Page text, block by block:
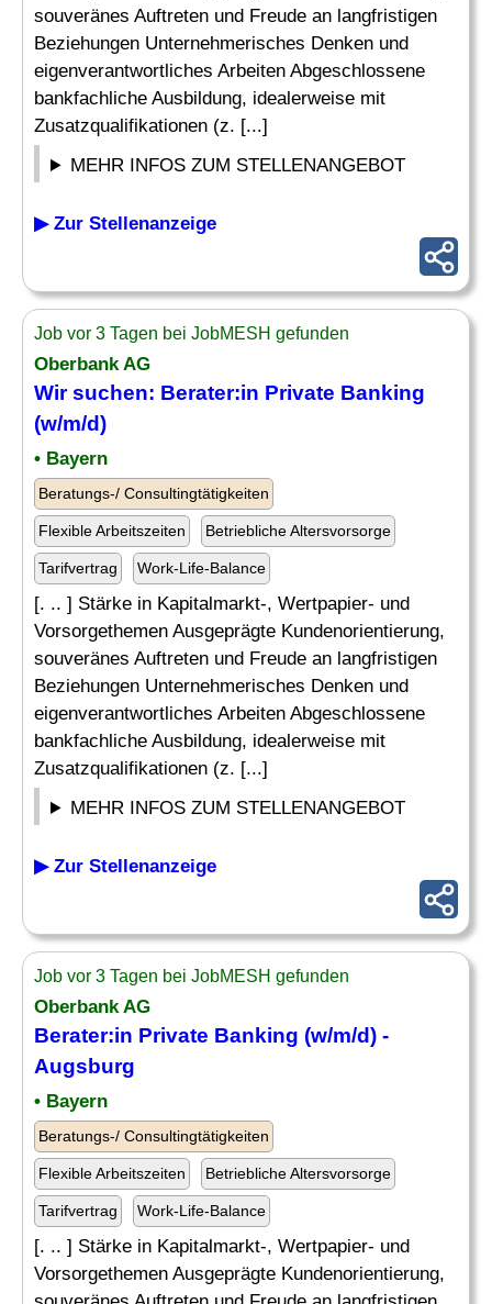
souveränes Auftreten und Freude an langfristigen
Beziehungen Unternehmerisches Denken und
eigenverantwortliches Arbeiten Abgeschlossene
bankfachliche Ausbildung, idealerweise mit
Zusatzqualifikationen (z. [...]
MEHR INFOS ZUM STELLENANGEBOT
▶ Zur Stellenanzeige
Job vor 3 Tagen bei JobMESH gefunden
Oberbank AG
Wir suchen: Berater:in Private Banking
(w/m/d)
• Bayern
Beratungs-/ Consultingtätigkeiten
Flexible Arbeitszeiten Betriebliche Altersvorsorge
Tarifvertrag Work-Life-Balance
[. .. ] Stärke in Kapitalmarkt-, Wertpapier- und
Vorsorgethemen Ausgeprägte Kundenorientierung,
souveränes Auftreten und Freude an langfristigen
Beziehungen Unternehmerisches Denken und
eigenverantwortliches Arbeiten Abgeschlossene
bankfachliche Ausbildung, idealerweise mit
Zusatzqualifikationen (z. [...]
MEHR INFOS ZUM STELLENANGEBOT
▶ Zur Stellenanzeige
Job vor 3 Tagen bei JobMESH gefunden
Oberbank AG
Berater:in Private Banking (w/m/d) -
Augsburg
• Bayern
Beratungs-/ Consultingtätigkeiten
Flexible Arbeitszeiten Betriebliche Altersvorsorge
Tarifvertrag Work-Life-Balance
[. .. ] Stärke in Kapitalmarkt-, Wertpapier- und
Vorsorgethemen Ausgeprägte Kundenorientierung,